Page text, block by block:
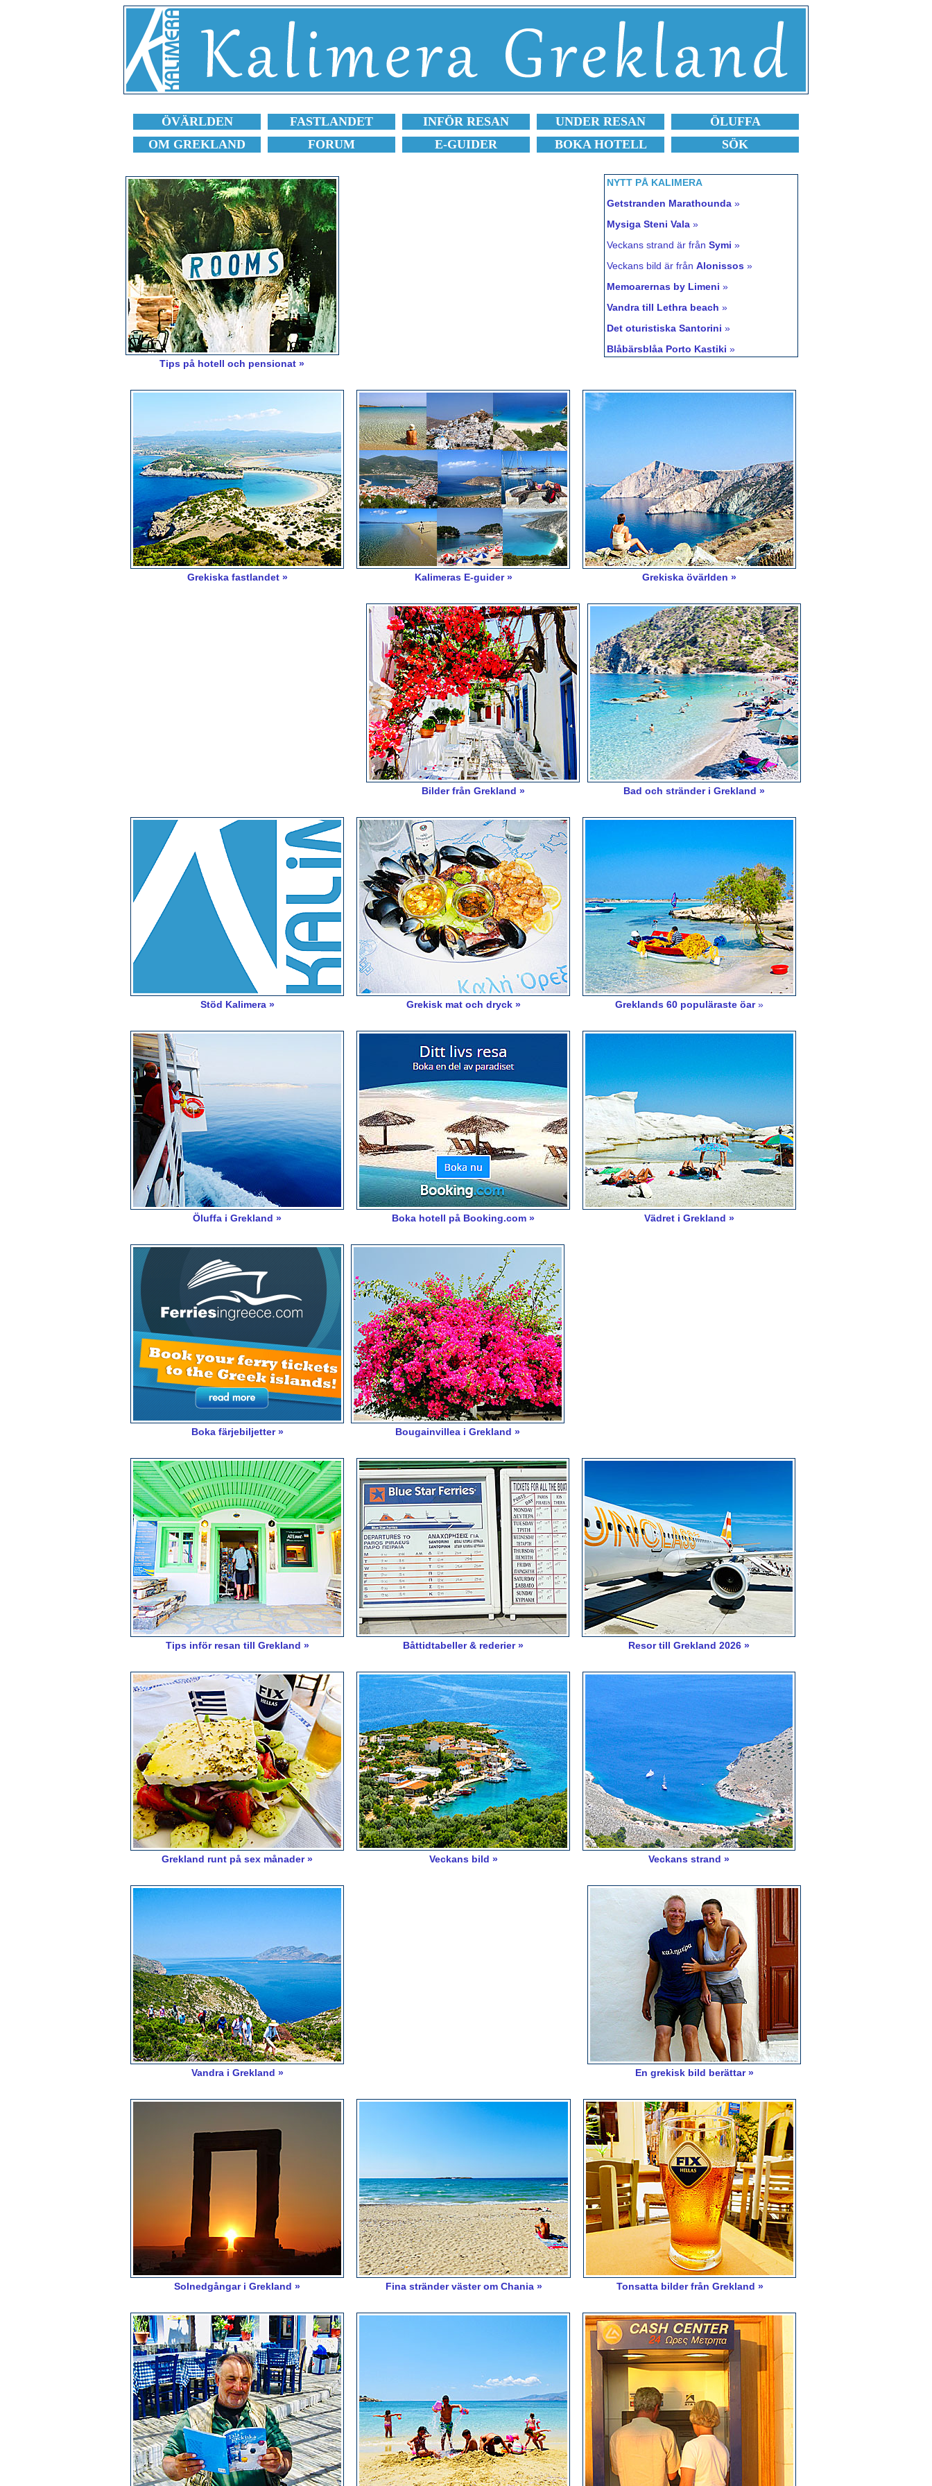
ÖVÄRLDEN FASTLANDET INFÖR RESAN UNDER RESAN
ÖLUFFA
OM GREKLAND
FORUM E-GUIDER BOKA HOTELL SÖK
Tips på hotell och pensionat »
NYTT PÅ KALIMERA
Getstranden Marathounda»
Mysiga Steni Vala»
Veckans strand är från Symi »
Veckans bild är från Alonissos »
Memoarernas by Limeni »
Vandra till Lethra beach »
Det oturistiska Santorini »
Blåbärsblåa Porto Kastiki »
Grekiska fastlandet » Kalimeras E-guider » Grekiska övärlden »
Bilder från Grekland » Bad och stränder i Grekland »
Stöd Kalimera » Grekisk mat och dryck » Greklands 60 populäraste öar»
Öluffa i Grekland » Boka hotell på Booking.com » Vädret i Grekland »
Boka färjebiljetter » Bougainvillea i Grekland »
Tips inför resan till Grekland » Båttidtabeller & rederier » Resor till Grekland 2026 »
Grekland runt på sex månader » Veckans bild » Veckans strand »
Vandra i Grekland » En grekisk bild berättar »
Solnedgångar i Grekland » Fina stränder väster om Chania » Tonsatta bilder från Grekland »